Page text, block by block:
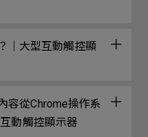
｜大型互動觸控顯
容從Chrome操作系
動觸控顯示器